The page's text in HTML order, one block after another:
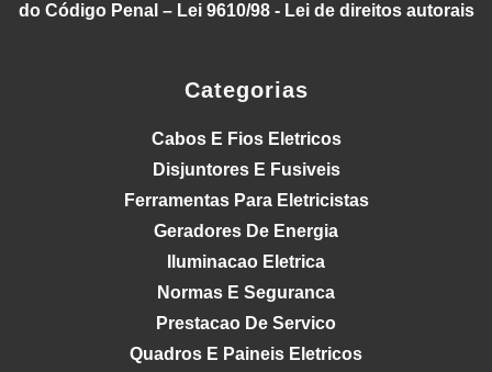
do Código Penal – Lei 9610/98 - Lei de direitos autorais
Categorias
Cabos E Fios Eletricos
Disjuntores E Fusiveis
Ferramentas Para Eletricistas
Geradores De Energia
Iluminacao Eletrica
Normas E Seguranca
Prestacao De Servico
Quadros E Paineis Eletricos